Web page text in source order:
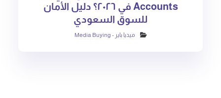
Accounts في ٢٠٢٦؟ دليل الأمان
للسوق السعودي
ميديا باير - Media Buying